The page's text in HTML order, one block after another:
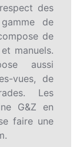
des
de
de
manuels.
aussi
vues, de
Les
G&Z en
faire une